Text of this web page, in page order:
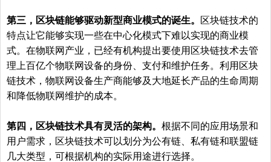
第三，区块链能够驱动新型商业模式的诞生。
区块链技术的
特点让它能够实现一些在中心化模式下难以实现的商业模
式。在物联网产业，已经有机构提出要使用区块链技术去管
理上百亿个物联网设备的身份、支付和维护任务。利用区块
链技术，物联网设备生产商能够及大地延长产品的生命周期
和降低物联网维护的成本。
第四，区块链技术具有灵活的架构。 根据不同的应用场景和
用户需求，区块链技术可以划分为公有链、私有链和联盟链
几大类型，可根据机构的实际用途进行选择。